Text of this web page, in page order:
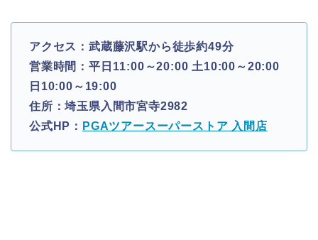
アクセス：武蔵藤沢駅から徒歩約49分
営業時間：平日11:00～20:00 土10:00～20:00
日10:00～19:00
住所：埼玉県入間市宮寺2982
公式HP： PGAツアースーパーストア 入間店